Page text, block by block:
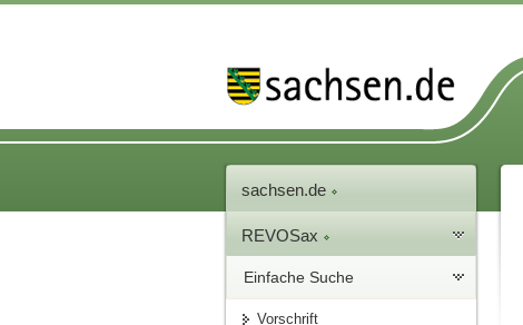
sachsen.de
REVOSax
Einfache Suche
Vorschrift